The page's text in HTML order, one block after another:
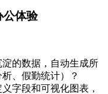
公体验
淀的数据，自动生成所
、假勤统计）？
字段和可视化图表，